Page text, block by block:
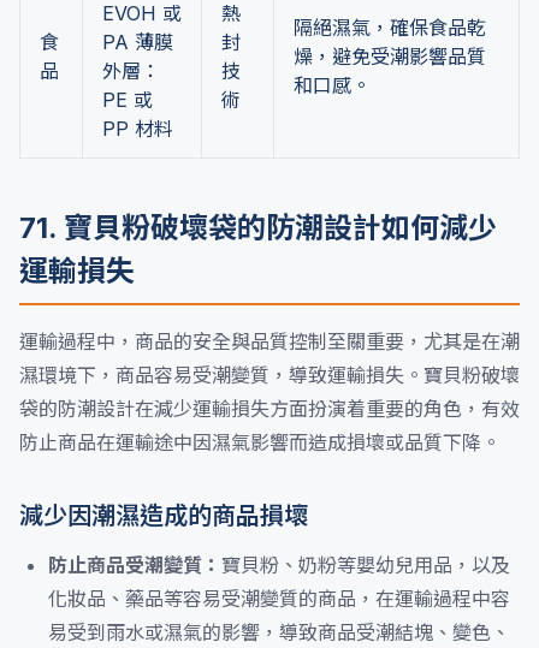
食
品
EVOH 或
PA 薄膜
外層：
PE 或
PP 材料
熱
封
技
術
隔絕濕氣，確保食品乾
燥，避免受潮影響品質
和口感。
71. 寶貝粉破壞袋的防潮設計如何減少
運輸損失
運輸過程中，商品的安全與品質控制至關重要，尤其是在潮
濕環境下，商品容易受潮變質，導致運輸損失。寶貝粉破壞
袋的防潮設計在減少運輸損失方面扮演着重要的角色，有效
防止商品在運輸途中因濕氣影響而造成損壞或品質下降。
減少因潮濕造成的商品損壞
防止商品受潮變質： 寶貝粉、奶粉等嬰幼兒用品，以及
化妝品、藥品等容易受潮變質的商品，在運輸過程中容
易受到雨水或濕氣的影響，導致商品受潮結塊、變色、